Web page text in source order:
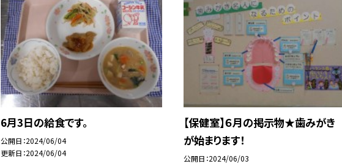
6月3日の給食です。
公開日 2024/06/04
更新日 2024/06/04
【保健室】６月の掲示物★歯みがき
が始まります！
公開日 2024/06/03